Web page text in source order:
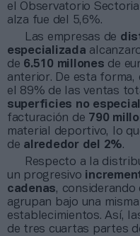
el Observatorio
alza fue del 5,6%.
Las empresas de
especializada
de 6.510 millones de
anterior. De esta forma,
el 89% de las ventas
superficies no
facturación de 790
material deportivo, lo
de alrededor del 2%.
Respecto a la
un progresivo
cadenas, considerando
agrupan bajo una
establecimientos. Así,
de tres cuartas partes